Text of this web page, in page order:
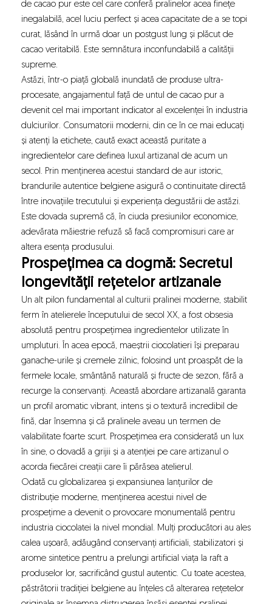
de cacao pur este cel care conferă pralinelor acea finețe
inegalabilă, acel luciu perfect și acea capacitate de a se topi
curat, lăsând în urmă doar un postgust lung și plăcut de
cacao veritabilă. Este semnătura inconfundabilă a calității
supreme.
Astăzi, într-o piață globală inundată de produse ultra-
procesate, angajamentul față de untul de cacao pur a
devenit cel mai important indicator al excelenței în industria
dulciurilor. Consumatorii moderni, din ce în ce mai educați
și atenți la etichete, caută exact această puritate a
ingredientelor care definea luxul artizanal de acum un
secol. Prin menținerea acestui standard de aur istoric,
brandurile autentice belgiene asigură o continuitate directă
între inovațiile trecutului și experiența degustării de astăzi.
Este dovada supremă că, în ciuda presiunilor economice,
adevărata măiestrie refuză să facă compromisuri care ar
altera esența produsului.
Prospețimea ca dogmă: Secretul
longevității rețetelor artizanale
Un alt pilon fundamental al culturii pralinei moderne, stabilit
ferm în atelierele începutului de secol XX, a fost obsesia
absolută pentru prospețimea ingredientelor utilizate în
umpluturi. În acea epocă, maeștrii ciocolatieri își preparau
ganache-urile și cremele zilnic, folosind unt proaspăt de la
fermele locale, smântână naturală și fructe de sezon, fără a
recurge la conservanți. Această abordare artizanală garanta
un profil aromatic vibrant, intens și o textură incredibil de
fină, dar însemna și că pralinele aveau un termen de
valabilitate foarte scurt. Prospețimea era considerată un lux
în sine, o dovadă a grijii și a atenției pe care artizanul o
acorda fiecărei creații care îi părăsea atelierul.
Odată cu globalizarea și expansiunea lanțurilor de
distribuție moderne, menținerea acestui nivel de
prospețime a devenit o provocare monumentală pentru
industria ciocolatei la nivel mondial. Mulți producători au ales
calea ușoară, adăugând conservanți artificiali, stabilizatori și
arome sintetice pentru a prelungi artificial viața la raft a
produselor lor, sacrificând gustul autentic. Cu toate acestea,
păstrătorii tradiției belgiene au înțeles că alterarea rețetelor